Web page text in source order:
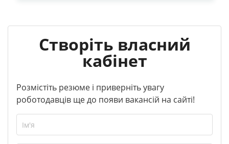
Створіть власний
кабінет
Розмістіть резюме і приверніть увагу
роботодавців ще до появи вакансій на сайті!